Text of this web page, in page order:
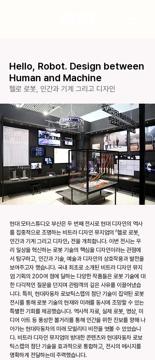
Hello, Robot. Design between
Human and Machine
헬로 로봇, 인간과 기계 그리고 디자인
현대 모터스튜디오 부산은 두 번째 전시로 현대 디자인의 역사
를 집중적으로 조명하는 비트라 디자인 뮤지엄의 「헬로 로봇,
인간과 기계 그리고 디자인」 전을 개최합니다. 이번 전시는 우
리 일상을 혁신하는 로봇 기술의 핵심을 디자인이라는 관점에
서 탐구하고, 인간과 기술, 예술과 디자인의 상호작용과 발전을
보여주고자 했습니다. 국내 최초로 소개된 비트라 디자인 뮤지
엄 기획의 200여 점에 달하는 다양한 작품들은 로봇 기술에 대
한 다각적인 질문을 던지며 관람객의 깊은 사유를 이끌어냈습
니다. 특히, 현대자동차 로보틱스랩의 첨단 기술이 집약된 로봇
전시를 통해 로봇 기술의 현재와 미래를 동시에 조망할 수 있는
특별한 기회를 제공했습니다. 역사적 자료, 실제 로봇, 영상, 미
디어 아트 등 풍성한 볼거리를 통해 인간을 위한 진보를 향해 나
아가는 현대자동차의 미래 모빌리티 비전을 엿볼 수 있었습니
다. 비트라 디자인 뮤지엄의 방대한 콘텐츠와 현대자동차 로보
틱스랩의 첨단 기술을 효과적으로 통합하고, 전시의 메시지를
명확하게 전달하는데 주력했습니다.